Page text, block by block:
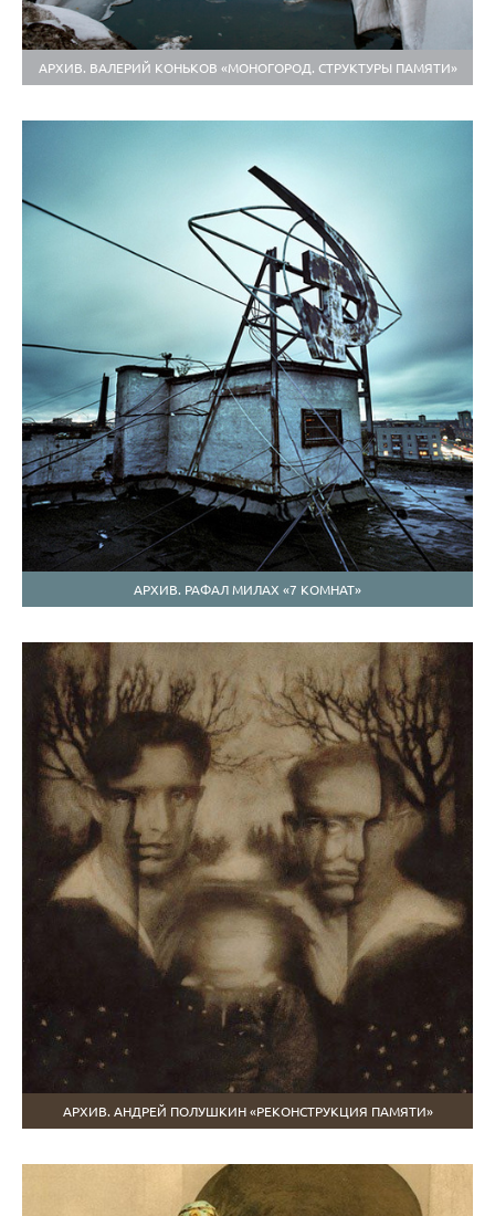
АРХИВ. ВАЛЕРИЙ КОНЬКОВ «МОНОГОРОД. СТРУКТУРЫ ПАМЯТИ»
АРХИВ. РАФАЛ МИЛАХ «7 КОМНАТ»
АРХИВ. АНДРЕЙ ПОЛУШКИН «РЕКОНСТРУКЦИЯ ПАМЯТИ»